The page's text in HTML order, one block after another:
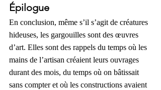
Épilogue
En conclusion, même s’il s’agit de créatures
hideuses, les gargouilles sont des œuvres
d’art. Elles sont des rappels du temps où les
mains de l’artisan créaient leurs ouvrages
durant des mois, du temps où on bâtissait
sans compter et où les constructions avaient